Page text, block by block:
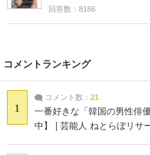
回答数：8186
コメントランキング
1
コメント数： 21
一番好きな「韓国の男性俳
中】 | 芸能人 ねとらぼリサ